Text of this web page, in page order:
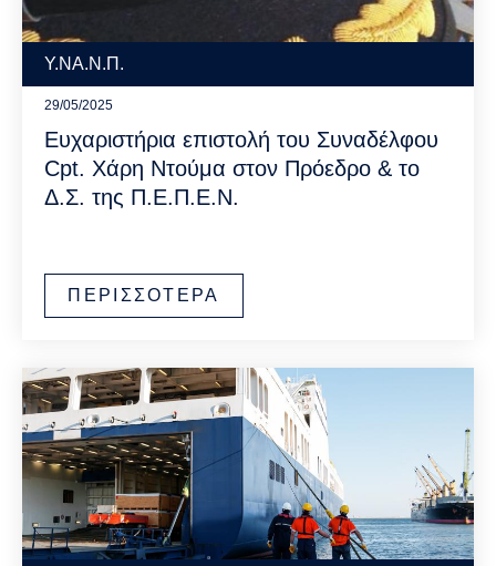
Υ.ΝΑ.Ν.Π.
29/05/2025
Ευχαριστήρια επιστολή του Συναδέλφου
Cpt. Χάρη Ντούμα στον Πρόεδρο & το
Δ.Σ. της Π.Ε.Π.Ε.Ν.
ΠΕΡΙΣΣΟΤΕΡΑ